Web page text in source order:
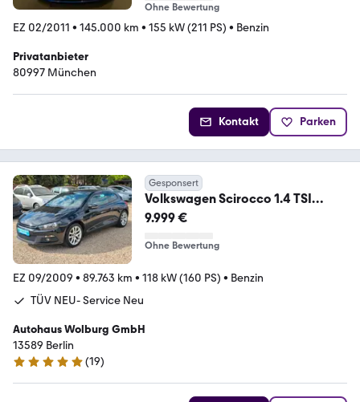
Ohne Bewertung
EZ 02/2011 • 145.000 km • 155 kW (211 PS) • Benzin
Privatanbieter
80997 München
Kontakt Parken
Gesponsert
Volkswagen Scirocco 1.4 TSI
DSG*Autom.*Leder*Xenon*PDC*
9.999 €
Ohne Bewertung
EZ 09/2009 • 89.763 km • 118 kW (160 PS) • Benzin
TÜV NEU- Service Neu
Autohaus Wolburg GmbH
13589 Berlin
5 Sterne
(19)